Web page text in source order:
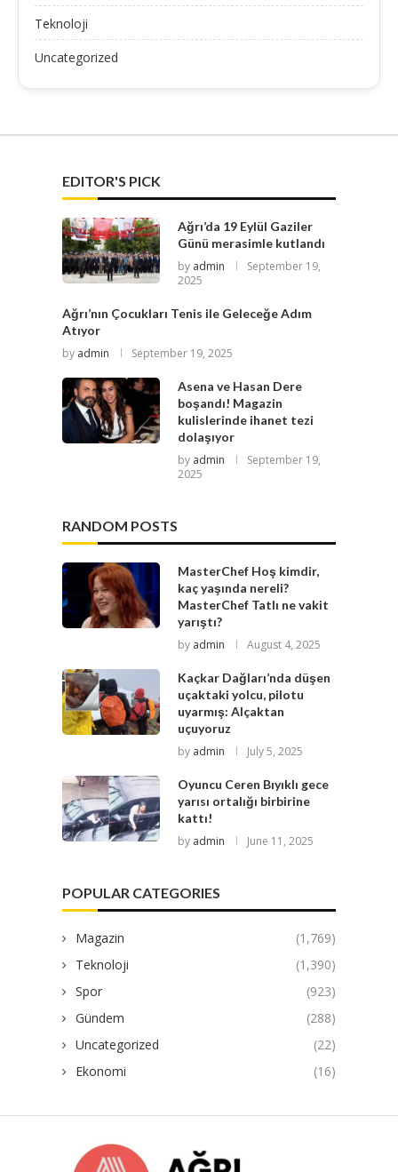
Teknoloji
Uncategorized
EDITOR'S PICK
Ağrı’da 19 Eylül Gaziler
Günü merasimle kutlandı
by admin
September 19,
2025
Ağrı’nın Çocukları Tenis ile Geleceğe Adım
Atıyor
by admin September 19, 2025
Asena ve Hasan Dere
boşandı! Magazin
kulislerinde ihanet tezi
dolaşıyor
by admin
September 19,
2025
RANDOM POSTS
MasterChef Hoş kimdir,
kaç yaşında nereli?
MasterChef Tatlı ne vakit
yarıştı?
by admin August 4, 2025
Kaçkar Dağları’nda düşen
uçaktaki yolcu, pilotu
uyarmış: Alçaktan
uçuyoruz
by admin July 5, 2025
Oyuncu Ceren Bıyıklı gece
yarısı ortalığı birbirine
kattı!
by admin June 11, 2025
POPULAR CATEGORIES
Magazin
(1,769)
Teknoloji
(1,390)
Spor
(923)
Gündem
(288)
Uncategorized
(22)
Ekonomi
(16)